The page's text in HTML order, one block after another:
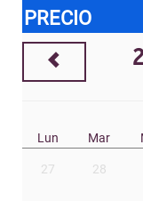
PRECIO
Lun Mar
27 28